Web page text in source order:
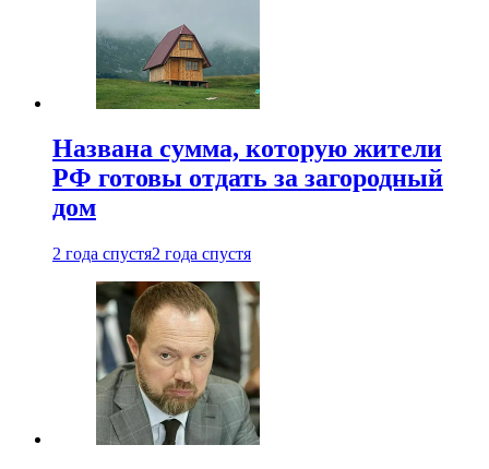
Названа сумма, которую жители
РФ готовы отдать за загородный
дом
2 года спустя2 года спустя